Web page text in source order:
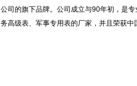
公司的旗下品牌。公司成立与90年初，是
务高级表、军事专用表的厂家，并且荣获中